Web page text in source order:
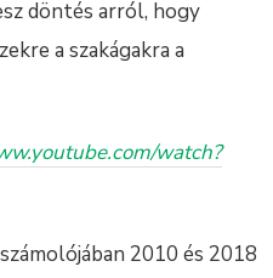
döntés arról, hogy
a szakágakra a
watch?
2010 és 2018